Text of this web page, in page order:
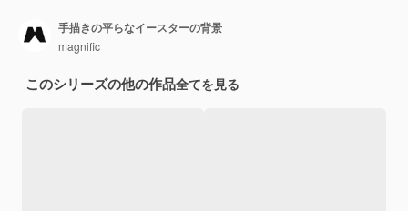
手描きの平らなイースターの背景
magnific
このシリーズの他の作品全てを見る